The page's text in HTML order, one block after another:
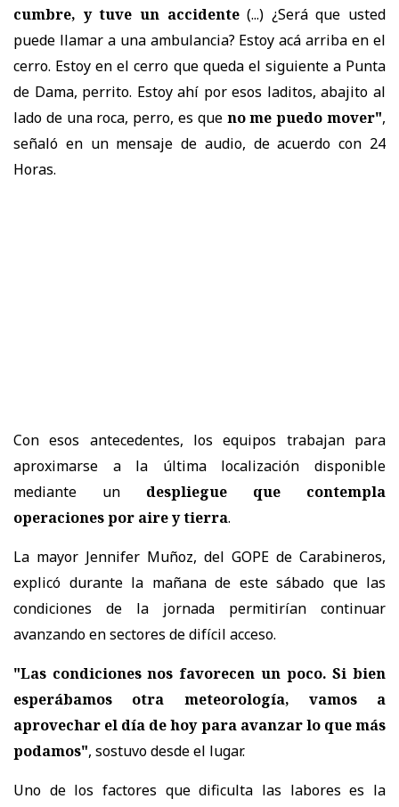
cumbre, y tuve un accidente(...) ¿Será que usted
puede llamar a una ambulancia? Estoy acá arriba en el
cerro. Estoy en el cerro que queda el siguiente a Punta
de Dama, perrito. Estoy ahí por esos laditos, abajito al
lado de una roca, perro, es que no me puedo mover",
señaló en un mensaje de audio, de acuerdo con 24
Horas.
Con esos antecedentes, los equipos trabajan para
aproximarse a la última localización disponible
mediante un despliegue que contempla
operaciones por aire y tierra.
La mayor Jennifer Muñoz, del GOPE de Carabineros,
explicó durante la mañana de este sábado que las
condiciones de la jornada permitirían continuar
avanzando en sectores de difícil acceso.
"Las condiciones nos favorecen un poco. Si bien
esperábamos otra meteorología, vamos a
aprovechar el día de hoy para avanzar lo que más
podamos", sostuvo desde el lugar.
Uno de los factores que dificulta las labores es la